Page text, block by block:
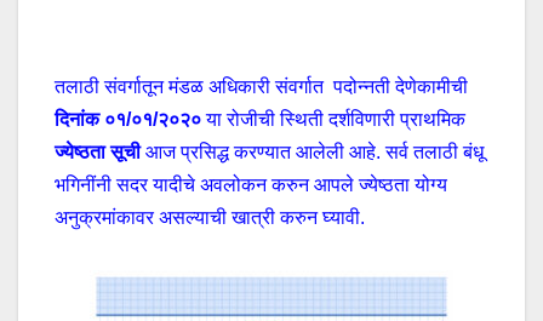
तलाठी संवर्गातून मंडळ अधिकारी संवर्गात पदोन्नती देणेकामीची
दिनांक ०१/०१/२०२०या रोजीची स्थिती दर्शविणारी प्राथमिक
ज्येष्ठता सूचीआज प्रसिद्ध करण्यात आलेली आहे. सर्व तलाठी बंधू
भगिनींनी सदर यादीचे अवलोकन करुन आपले ज्येष्ठता योग्य
अनुक्रमांकावर असल्याची खात्री करुन घ्यावी.